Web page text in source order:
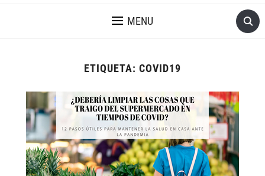
MENU
ETIQUETA: COVID19